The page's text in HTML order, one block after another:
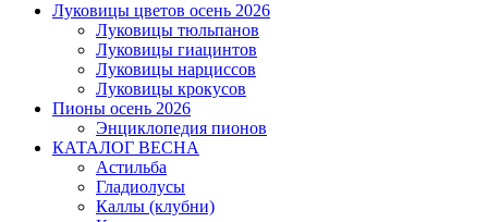
Луковицы цветов осень 2026
Луковицы тюльпанов
Луковицы гиацинтов
Луковицы нарциссов
Луковицы крокусов
Пионы осень 2026
Энциклопедия пионов
КАТАЛОГ ВЕСНА
Астильба
Гладиолусы
Каллы (клубни)